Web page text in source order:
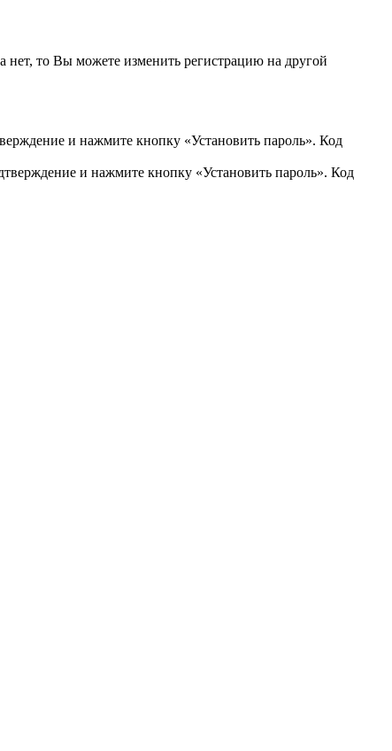
то Вы можете изменить регистрацию на другой
и нажмите кнопку «Установить пароль». Код
и нажмите кнопку «Установить пароль». Код